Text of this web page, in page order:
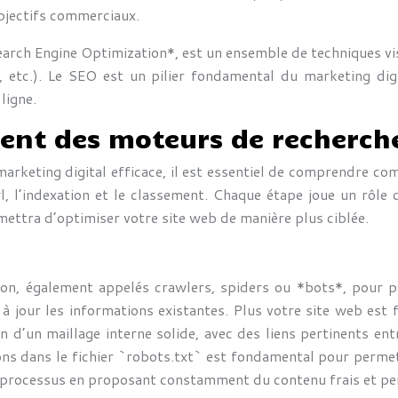
commerciaux.
Engine Optimization*, est un ensemble de techniques
etc.). Le SEO est un pilier fondamental du marketing
des moteurs de
digital efficace, il est essentiel de comprendre
et le classement. Chaque étape joue un
d’optimiser votre site web de manière plus ciblée.
également appelés crawlers, spiders ou *bots*, pour
jour les informations existantes. Plus votre site web
d’un maillage interne solide, avec des liens pertinents
dans le fichier `robots.txt` est fondamental pour
en proposant constamment du contenu frais et